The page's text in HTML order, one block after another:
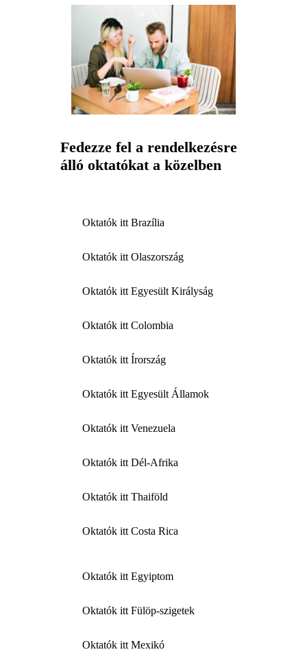
Fedezze fel a rendelkezésre
álló oktatókat a közelben
Oktatók itt Brazília
Oktatók itt Olaszország
Oktatók itt Egyesült Királyság
Oktatók itt Colombia
Oktatók itt Írország
Oktatók itt Egyesült Államok
Oktatók itt Venezuela
Oktatók itt Dél-Afrika
Oktatók itt Thaiföld
Oktatók itt Costa Rica
Oktatók itt Egyiptom
Oktatók itt Fülöp-szigetek
Oktatók itt Mexikó